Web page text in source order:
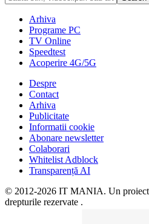
Arhiva
Programe PC
TV Online
Speedtest
Acoperire 4G/5G
Despre
Contact
Arhiva
Publicitate
Informatii cookie
Abonare newsletter
Colaborari
Whitelist Adblock
Transparență AI
© 2012-2026 IT MANIA. Un proiect
drepturile rezervate .